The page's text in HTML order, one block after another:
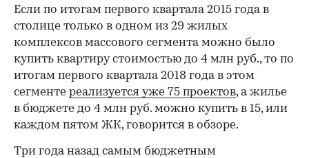
Если по итогам первого квартала 2015 года в
столице только в одном из 29 жилых
комплексов массового сегмента можно было
купить квартиру стоимостью до 4 млн руб., то по
итогам первого квартала 2018 года в этом
сегменте реализуется уже 75 проектов, а жилье
в бюджете до 4 млн руб. можно купить в 15, или
каждом пятом ЖК, говорится в обзоре.
Три года назад самым бюджетным